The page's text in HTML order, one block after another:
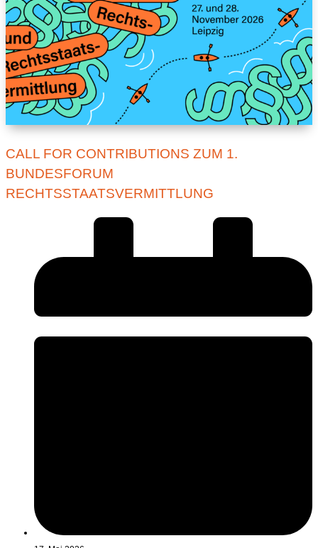
CALL FOR CONTRIBUTIONS ZUM 1.
BUNDESFORUM
RECHTSSTAATSVERMITTLUNG